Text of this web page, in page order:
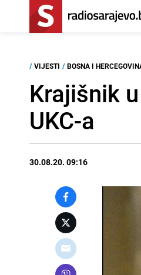
/ VIJESTI / BOSNA I
Krajišnik
UKC-a
30.08.20. 09:16